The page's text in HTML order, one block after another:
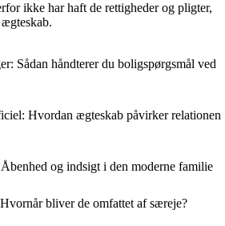
ikke har haft de rettigheder og pligter,
Sådan håndterer du boligspørgsmål ved
Hvordan ægteskab påvirker relationen
og indsigt i den moderne familie
bliver de omfattet af særeje?